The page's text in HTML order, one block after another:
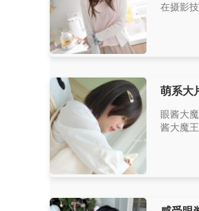
在摄影
萌系大
眼酱大
酱大魔